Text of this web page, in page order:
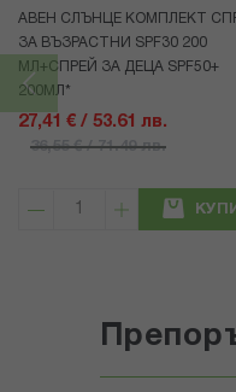
АВЕН СЛЪНЦЕ КОМПЛЕКТ
ЗА ВЪЗРАСТНИ SPF30 200
МЛ+СПРЕЙ ЗА ДЕЦА SPF50+
200МЛ*
27,41 € / 53.61 лв.
36,55 € / 71.49 лв.
КУПИ